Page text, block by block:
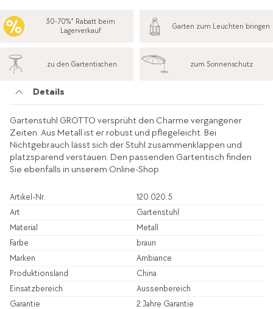
30-70%* Rabatt beim
Lagerverkauf
Garten zum Leuchten bringen
zu den Gartentischen zum Sonnenschutz
Details
Gartenstuhl GROTTO versprüht den Charme vergangener
Zeiten. Aus Metall ist er robust und pflegeleicht. Bei
Nichtgebrauch lässt sich der Stuhl zusammenklappen und
platzsparend verstauen. Den passenden Gartentisch finden
Sie ebenfalls in unserem Online-Shop.
Artikel-Nr.
120.020.5
Art
Gartenstuhl
Material
Metall
Farbe
braun
Marken
Ambiance
Produktionsland
China
Einsatzbereich
Aussenbereich
Garantie
2 Jahre Garantie